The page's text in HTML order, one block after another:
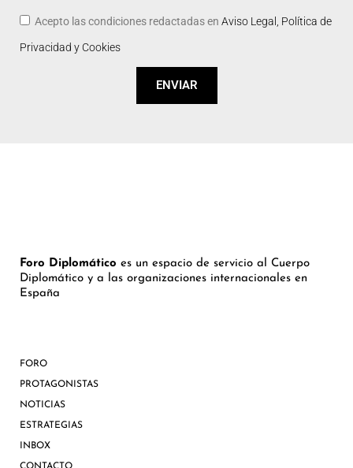
Acepto las condiciones redactadas en Aviso Legal, Política de
Privacidad y Cookies
ENVIAR
Foro Diplomático es un espacio de servicio al Cuerpo
Diplomático y a las organizaciones internacionales en
España
FORO
PROTAGONISTAS
NOTICIAS
ESTRATEGIAS
INBOX